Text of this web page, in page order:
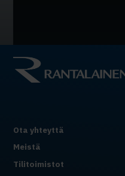
Ota yhteyttä
Meistä
Tilitoimistot